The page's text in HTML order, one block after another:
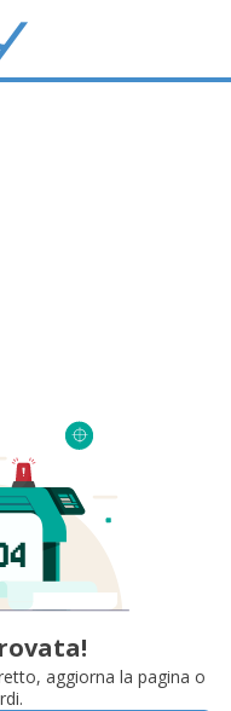
aggiorna la pagina o